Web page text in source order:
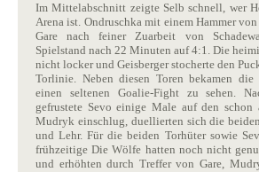
Im Mittelabschnitt zeigte Selb schnell, wer
Arena ist. Ondruschka mit einem Hammer
Gare nach feiner Zuarbeit von
Spielstand nach 22 Minuten auf 4:1. Die
nicht locker und Geisberger stocherte den
Torlinie. Neben diesen Toren bekamen die
einen seltenen Goalie-Fight zu sehen.
gefrustete Sevo einige Male auf den schon
Mudryk einschlug, duellierten sich die
und Lehr. Für die beiden Torhüter sowie
frühzeitige Die Wölfe hatten noch nicht
und erhöhten durch Treffer von Gare,